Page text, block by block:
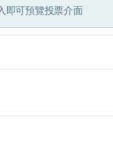
即可預覽投票介面